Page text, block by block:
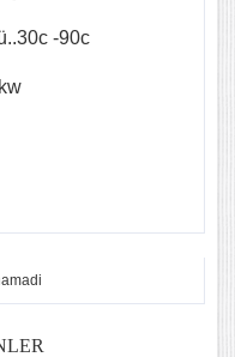
-90c